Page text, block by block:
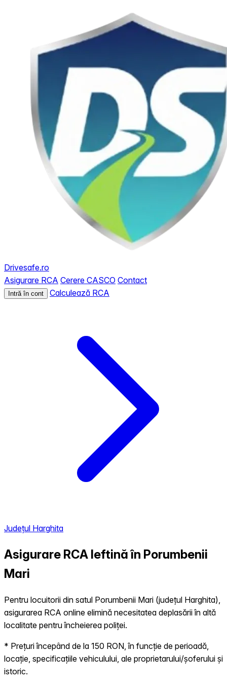
Drivesafe.ro
Asigurare RCA Cerere CASCO Contact
Intră în cont Calculează RCA
Județul Harghita
Asigurare RCA Ieftină în Porumbenii
Mari
Pentru locuitorii din satul Porumbenii Mari (județul Harghita),
asigurarea RCA online elimină necesitatea deplasării în altă
localitate pentru încheierea poliței.
* Prețuri începând de la 150 RON, în funcție de perioadă,
locație, specificațiile vehiculului, ale proprietarului/șoferului și
istoric.